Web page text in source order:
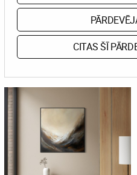
CITAS ŠĪ